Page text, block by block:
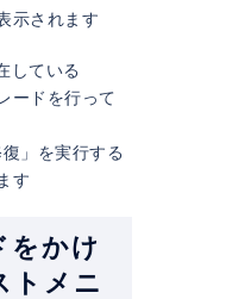
示されます
している
ードを行って
」を実行する
す
をかけ
トメニ